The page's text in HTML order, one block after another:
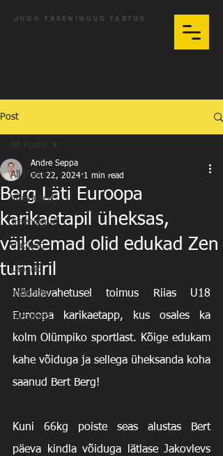
JUDO TREENINGUD TARTUS
Post
All Posts
Võistlused
Treeningud
Uudised
Laagrid
Juhendid
Teenused
Berg Läti Euroopa
karikaetapil üheksas,
väiksemad olid edukad Zen
turniiril
Andre Seppa
Oct 22, 2024 1 min read
Nädalavahetusel toimus Riias U18
Euroopa karikaetapp, kus osales ka
kolm Olümpiko sportlast. Kõige edukam
kahe võiduga ja sellega üheksanda koha
saanud Bert Berg!
Kuni 66kg poiste seas alustas Bert
päeva kindla võiduga lätlase Jakovlevs